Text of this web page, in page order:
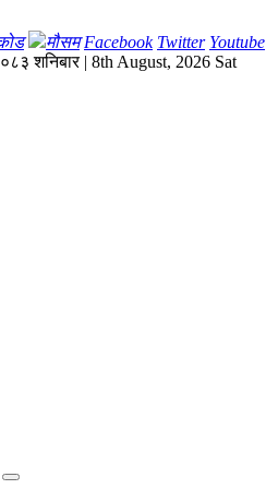
मौसम Facebook Twitter Youtube
शनिबार | 8th August, 2026 Sat